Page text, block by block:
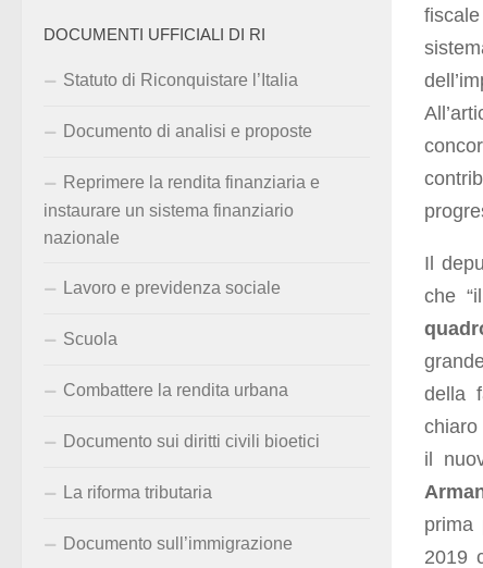
Il
che
della
il
prima
2019
DOCUMENTI UFFICIALI DI RI
Statuto di Riconquistare l’Italia
Documento di analisi e proposte
Reprimere la rendita finanziaria e
instaurare un sistema finanziario
nazionale
Lavoro e previdenza sociale
Scuola
Combattere la rendita urbana
Documento sui diritti civili bioetici
La riforma tributaria
Documento sull’immigrazione